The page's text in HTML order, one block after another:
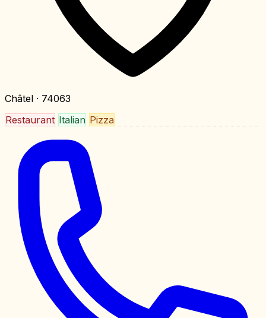
Châtel · 74063
Restaurant Italian Pizza